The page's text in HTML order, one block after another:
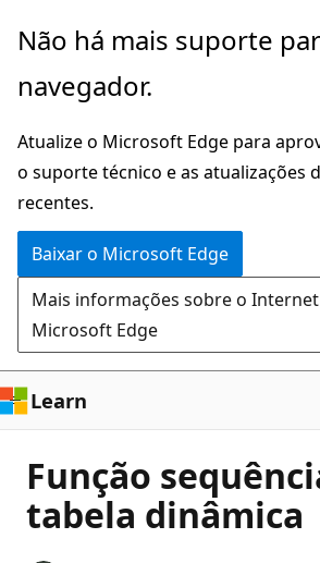
Pular
o
principal
Não há mais suporte
navegador.
Atualize o Microsoft Edge para
o suporte técnico e as atualizações
recentes.
Baixar o Microsoft Edge
Mais informações sobre o
Microsoft Edge
Learn
Função
tabela dinâmica